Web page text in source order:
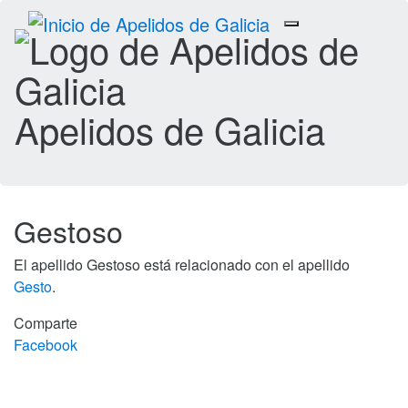
Toggle
navigation
Apelidos de Galicia
Gestoso
El apellido Gestoso está relacionado con el apellido
Gesto.
Comparte
Facebook